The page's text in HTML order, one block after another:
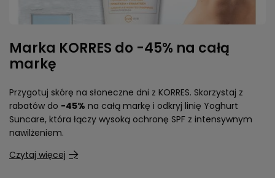
Marka KORRES do -45% na całą
markę
Przygotuj skórę na słoneczne dni z KORRES. Skorzystaj z
rabatów do -45% na całą markę i odkryj linię Yoghurt
Suncare, która łączy wysoką ochronę SPF z intensywnym
nawilżeniem.
Czytaj więcej